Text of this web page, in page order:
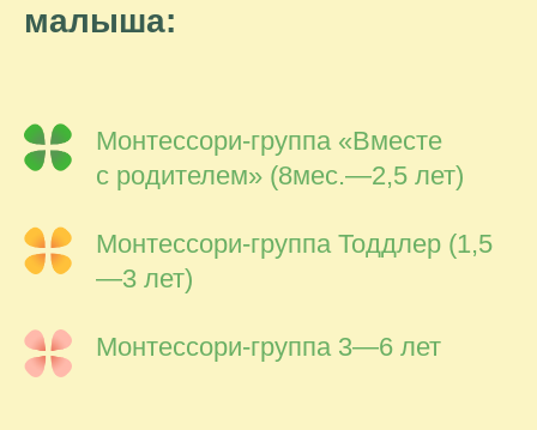
малыша:
Монтессори-группа «Вместе
с родителем» (8мес.—2,5 лет)
Монтессори-группа Тоддлер (1,5
—3 лет)
Монтессори-группа 3—6 лет